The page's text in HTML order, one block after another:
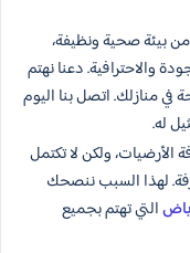
بيئة صحية ونظيفة،
والاحترافية. دعنا نهتم
منازلك. اتصل بنا اليوم
له.
ولكن لا تكتمل
لهذا السبب ننصحك
التي تهتم بجميع